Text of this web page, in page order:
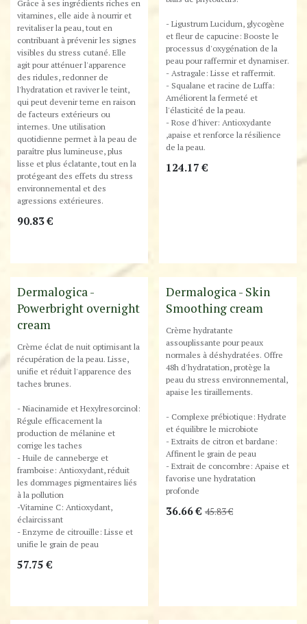
Grâce à ses ingrédients riches en
vitamines, elle aide à nourrir et
revitaliser la peau, tout en
contribuant à prévenir les signes
visibles du stress cutané. Elle
agit pour atténuer l'apparence
des ridules, redonner de
l'hydratation et raviver le teint,
qui peut devenir terne en raison
de facteurs extérieurs ou
internes. Une utilisation
quotidienne permet à la peau de
paraître plus lumineuse, plus
lisse et plus éclatante, tout en la
protégeant des effets du stress
environnemental et des
agressions extérieures.
90.83€
- Ligustrum Lucidum, glycogène
et fleur de capucine: Booste le
processus d'oxygénation de la
peau pour raffermir et dynamiser.
- Astragale: Lisse et raffermit.
- Squalane et racine de Luffa:
Améliorent la fermeté et
l'élasticité de la peau.
- Rose d'hiver: Antioxydante
,apaise et renforce la résilience
de la peau.
124.17 €
Destockage
Dermalogica -
Powerbright overnight
cream
Crème éclat de nuit optimisant la
récupération de la peau. Lisse,
unifie et réduit l'apparence des
taches brunes.
- Niacinamide et Hexylresorcinol:
Régule efficacement la
production de mélanine et
corrige les taches
- Huile de canneberge et
framboise: Antioxydant, réduit
les dommages pigmentaires liés
à la pollution
-Vitamine C: Antioxydant,
éclaircissant
- Enzyme de citrouille: Lisse et
unifie le grain de peau
57.75 €
Destockage
Dermalogica - Skin
Smoothing cream
Crème hydratante
assouplissante pour peaux
normales à déshydratées. Offre
48h d'hydratation, protège la
peau du stress environnemental,
apaise les tiraillements.
- Complexe prébiotique: Hydrate
et équilibre le microbiote
- Extraits de citron et bardane:
Affinent le grain de peau
- Extrait de concombre: Apaise et
favorise une hydratation
profonde
36.66€ 45.83€